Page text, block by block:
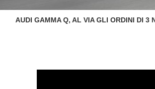
AUDI GAMMA Q, AL VIA GLI ORDINI DI 3